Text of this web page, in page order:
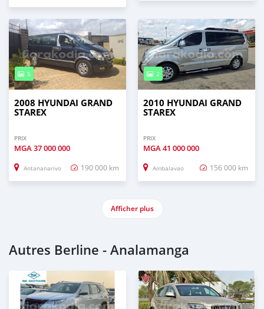
5
2008 HYUNDAI GRAND
STAREX
PRIX
MGA37 000 000
Antananarivo 190 000 km
2
2010 HYUNDAI GRAND
STAREX
PRIX
MGA41 000 000
Ambalavao 156 000 km
Afficher plus
Autres Berline - Analamanga